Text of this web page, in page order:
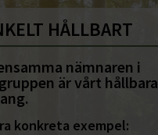
HÅLLBART
nämnaren i
är vårt hållbara
konkreta exempel: